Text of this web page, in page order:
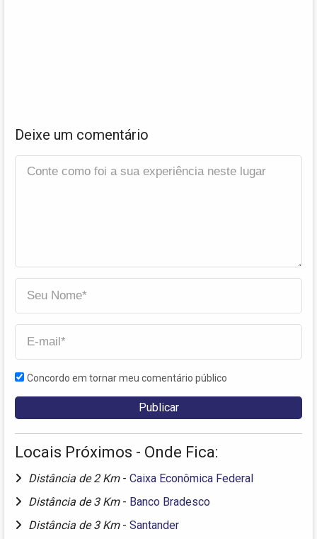
Deixe um comentário
Concordo em tornar meu comentário público
Locais Próximos - Onde Fica:
Distância de 2 Km - Caixa Econômica Federal
Distância de 3 Km - Banco Bradesco
Distância de 3 Km - Santander